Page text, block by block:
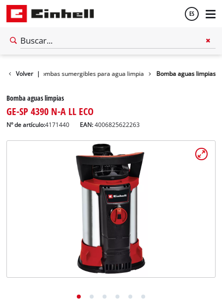
ES
Volver |
de agua Bombas sumergibles para agua limpia Bomba aguas limpias
Bomba aguas limpias
GE-SP 4390 N-A LL ECO
Nº de artículo:4171440 EAN:4006825622263